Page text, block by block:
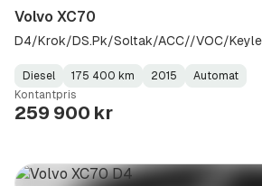
Volvo XC70
D4/Krok/DS.Pk/Soltak/ACC//VOC/
Fuel
Type:
Diesel
Kilometerstand :
175 400 km
Model
Year:
2015
Gearbox
Type:
Automat
Kontantpris
259 900 kr